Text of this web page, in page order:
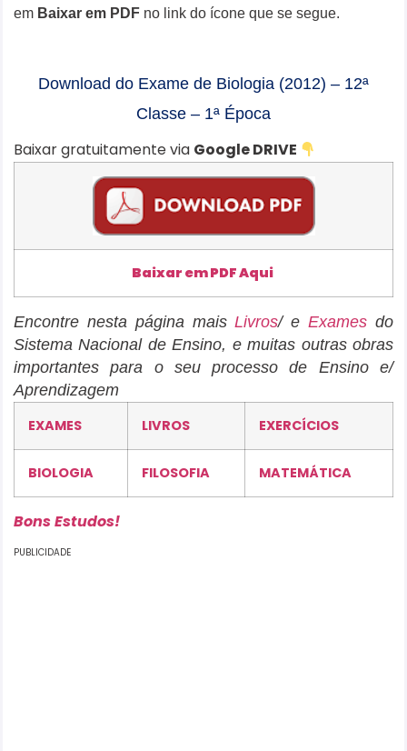
em Baixar em PDF no link do ícone que se segue.
Download do Exame de Biologia (2012) – 12ª
Classe – 1ª Época
Baixar gratuitamente via Google DRIVE
Baixar em PDF Aqui
Encontre nesta página maisLivros/ eExames do
Sistema Nacional de Ensino, e muitas outras obras
importantes para o seu processo de Ensino e/
Aprendizagem
EXAMES
LIVROS EXERCÍCIOS
BIOLOGIA FILOSOFIA MATEMÁTICA
Bons Estudos!
PUBLICIDADE